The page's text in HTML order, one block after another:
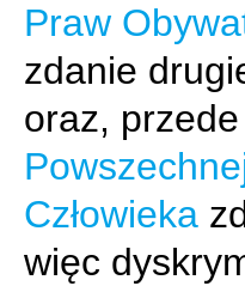
Praw
zdanie
oraz,
Człowieka
więc